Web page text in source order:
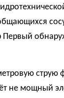
Первый
струю
не мощный